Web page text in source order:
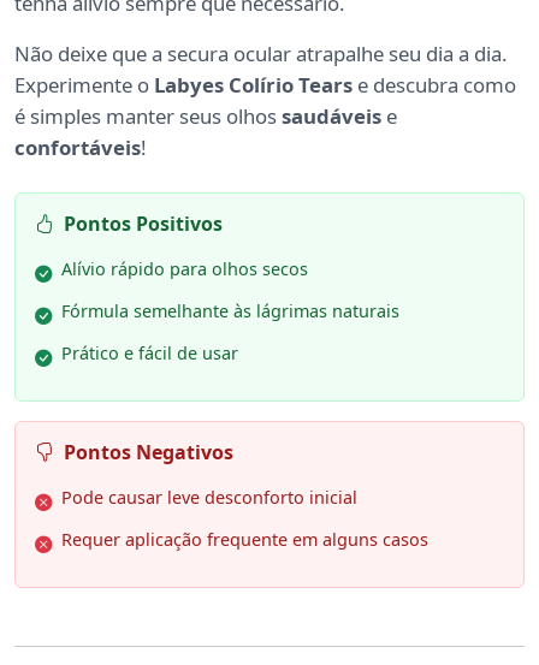
Não deixe que a secura ocular atrapalhe seu dia a dia.
Experimente o Labyes Colírio Tears e descubra como
é simples manter seus olhossaudáveis e
confortáveis!
Pontos Positivos
Alívio rápido para olhos secos
Fórmula semelhante às lágrimas naturais
Prático e fácil de usar
Pontos Negativos
Pode causar leve desconforto inicial
Requer aplicação frequente em alguns casos